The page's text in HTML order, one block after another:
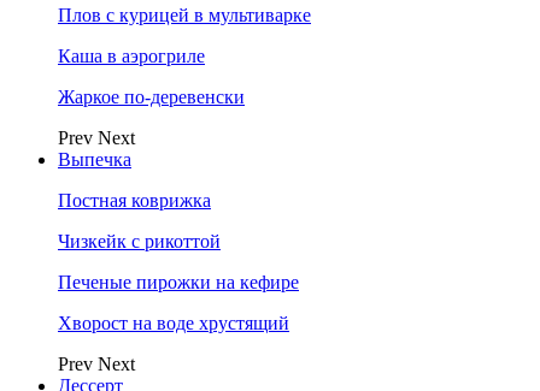
Плов с курицей в мультиварке
Каша в аэрогриле
Жаркое по-деревенски
Prev Next
Выпечка
Постная коврижка
Чизкейк с рикоттой
Печеные пирожки на кефире
Хворост на воде хрустящий
Prev Next
Дессерт